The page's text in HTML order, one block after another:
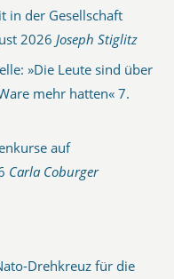
in der Gesellschaft
2026 Joseph Stiglitz
»Die Leute sind über
mehr hatten« 7.
auf
Carla Coburger
Drehkreuz für die